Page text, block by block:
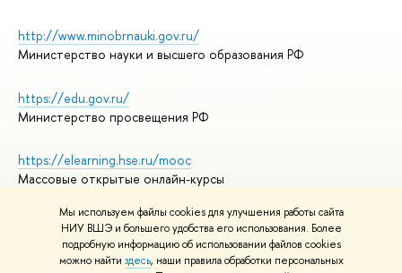
Мы используем файлы cookies для улучшения работы сайта
НИУ ВШЭ и большего удобства его использования. Более
подробную информацию об использовании файлов cookies
можно найти здесь, наши правила обработки персональных
http://www.minobrnauki.gov.ru/
Министерство науки и высшего образования РФ
https://edu.gov.ru/
Министерство просвещения РФ
https://elearning.hse.ru/mooc
Массовые открытые онлайн-курсы
© НИУ ВШЭ 1993–2026
Адреса и контакты